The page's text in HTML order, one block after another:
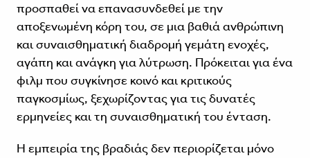
προσπαθεί να επανασυνδεθεί με την
αποξενωμένη κόρη του, σε μια βαθιά ανθρώπινη
και συναισθηματική διαδρομή γεμάτη ενοχές,
αγάπη και ανάγκη για λύτρωση. Πρόκειται για ένα
φιλμ που συγκίνησε κοινό και κριτικούς
παγκοσμίως, ξεχωρίζοντας για τις δυνατές
ερμηνείες και τη συναισθηματική του ένταση.
Η εμπειρία της βραδιάς δεν περιορίζεται μόνο